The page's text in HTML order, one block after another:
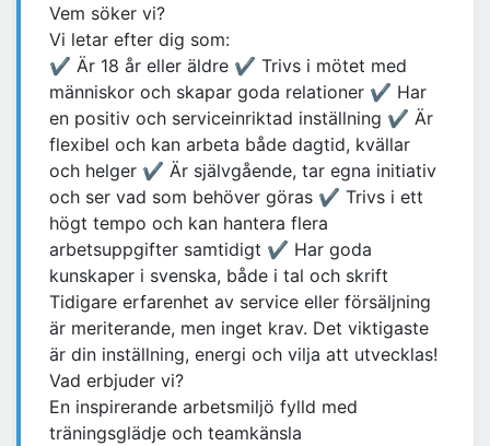
Vem söker vi?
Vi letar efter dig som:
✔ Är 18 år eller äldre ✔ Trivs i mötet med
människor och skapar goda relationer ✔ Har
en positiv och serviceinriktad inställning ✔ Är
flexibel och kan arbeta både dagtid, kvällar
och helger ✔ Är självgående, tar egna initiativ
och ser vad som behöver göras ✔ Trivs i ett
högt tempo och kan hantera flera
arbetsuppgifter samtidigt ✔ Har goda
kunskaper i svenska, både i tal och skrift
Tidigare erfarenhet av service eller försäljning
är meriterande, men inget krav. Det viktigaste
är din inställning, energi och vilja att utvecklas!
Vad erbjuder vi?
En inspirerande arbetsmiljö fylld med
träningsglädje och teamkänsla